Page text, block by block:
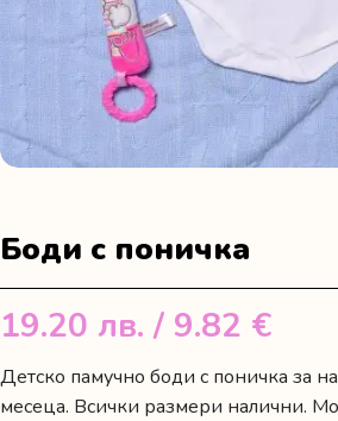
Боди с поничка
19.20 лв. / 9.82 €
Детско памучно боди с поничка за
месеца. Всички размери налични.